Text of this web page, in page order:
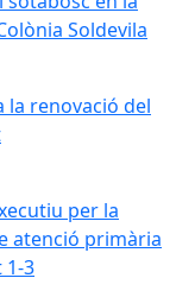
Soldevila
la renovació del
per la
atenció primària
1-3